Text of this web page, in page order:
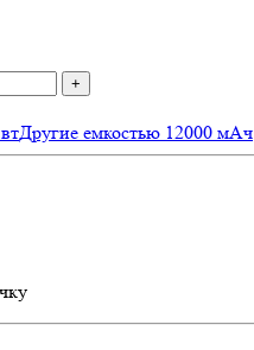
+
Другие емкостью 12000 мАч